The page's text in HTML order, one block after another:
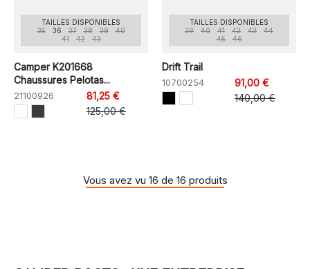
TAILLES DISPONIBLES
35
36 37 38 39
40
41
42 43
Camper K201668
Chaussures Pelotas...
21100926
81,25 €
125,00 €
TAILLES DISPONIBLES
39
40 41 42 43
44
45
46
Drift Trail
10700254
91,00 €
140,00 €
Vous avez vu 16 de 16 produits